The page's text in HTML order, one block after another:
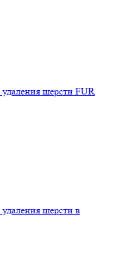
шерсти FUR
шерсти в